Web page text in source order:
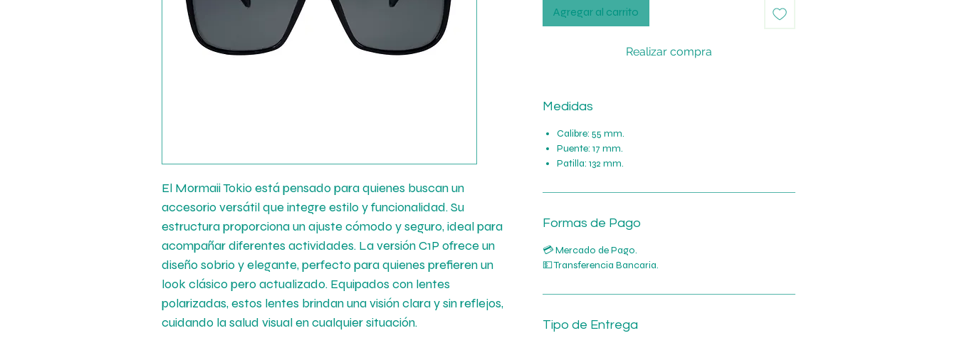
El Mormaii Tokio está pensado para quienes buscan un
accesorio versátil que integre estilo y funcionalidad. Su
estructura proporciona un ajuste cómodo y seguro, ideal para
acompañar diferentes actividades. La versión C1P ofrece un
diseño sobrio y elegante, perfecto para quienes prefieren un
look clásico pero actualizado. Equipados con lentes
polarizadas, estos lentes brindan una visión clara y sin reflejos,
cuidando la salud visual en cualquier situación.
Agregar al carrito
Realizar compra
Medidas
Calibre: 55 mm.
Puente: 17 mm.
Patilla: 132 mm.
Formas de Pago
💳 Mercado de Pago.
💵 Transferencia Bancaria.
Tipo de Entrega